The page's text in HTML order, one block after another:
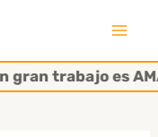
trabajo es